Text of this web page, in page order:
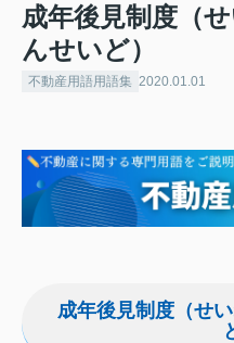
成年後見制度（
んせいど）
不動産用語用語集 2020.01.01
成年後見制度（せ